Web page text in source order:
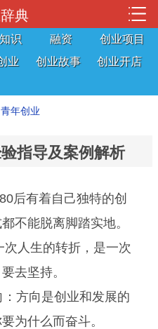
典
识 融资
创业项目
业 创业故事
创业开店
青年创业
指导及案例解析
后有着自己独特的创
不能脱离脚踏实地。
人生的转折，是一次
去坚持。
方向是创业和发展的
为什么而奋斗。